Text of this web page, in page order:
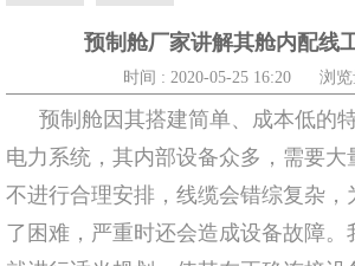
预制舱厂家讲解其舱内配线
时间 : 2020-05-25 16:20 浏览
预制舱因其搭建简单、成本低的
电力系统，其内部设备众多，需要大
不进行合理安排，线缆会错综复杂，
了困难，严重时还会造成设备故障。